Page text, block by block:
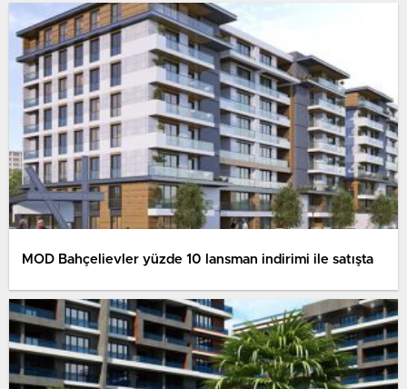
MOD Bahçelievler yüzde 10 lansman indirimi ile satışta